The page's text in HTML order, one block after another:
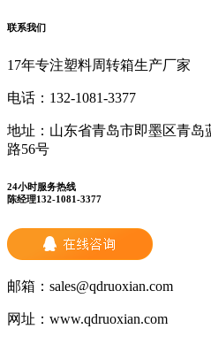
联系我们
17年专注塑料周转箱生产厂家
电话： 132-1081-3377
地址： 山东省青岛市即墨区青
路56号
24小时服务热线
陈经理132-1081-3377
邮箱： sales@qdruoxian.com
网址： www.qdruoxian.com